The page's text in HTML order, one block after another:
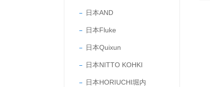
日本AND
日本Fluke
日本Quixun
日本NITTO KOHKI
日本HORIUCHI堀内